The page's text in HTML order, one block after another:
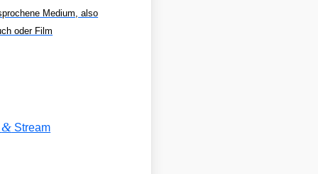
Medium, also
oder Film
& Stream